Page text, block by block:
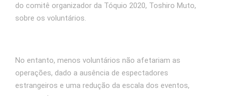
do comitê organizador da Tóquio 2020, Toshiro Muto,
sobre os voluntários.
No entanto, menos voluntários não afetariam as
operações, dado a ausência de espectadores
estrangeiros e uma redução da escala dos eventos,